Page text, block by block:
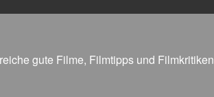
gute Filme, Filmtipps und Filmkritiken